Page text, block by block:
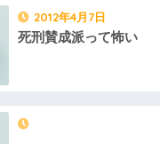
親でもある相
けず連絡を探
旅
ルのオフ会の
w w w w w w w
接官「日本に
か推定してく
人です」 面
妻の
2012年4月7日
死刑賛成派って怖い